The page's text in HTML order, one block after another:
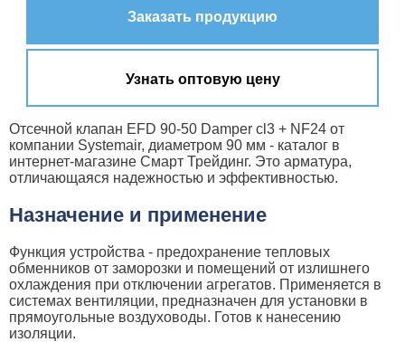
Заказать продукцию
Узнать оптовую цену
Отсечной клапан EFD 90-50 Damper cl3 + NF24 от
компании Systemair, диаметром 90 мм - каталог в
интернет-магазине Смарт Трейдинг. Это арматура,
отличающаяся надежностью и эффективностью.
Назначение и применение
Функция устройства - предохранение тепловых
обменников от заморозки и помещений от излишнего
охлаждения при отключении агрегатов. Применяется в
системах вентиляции, предназначен для установки в
прямоугольные воздуховоды. Готов к нанесению
изоляции.